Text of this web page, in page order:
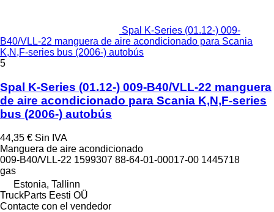
Spal K-Series (01.12-) 009-
B40/VLL-22 manguera de aire acondicionado para Scania
K,N,F-series bus (2006-) autobús
5
Spal K-Series (01.12-) 009-B40/VLL-22 manguera
de aire acondicionado para Scania K,N,F-series
bus (2006-) autobús
44,35 € Sin IVA
Manguera de aire acondicionado
009-B40/VLL-22 1599307 88-64-01-00017-00 1445718
gas
Estonia, Tallinn
TruckParts Eesti OÜ
Contacte con el vendedor